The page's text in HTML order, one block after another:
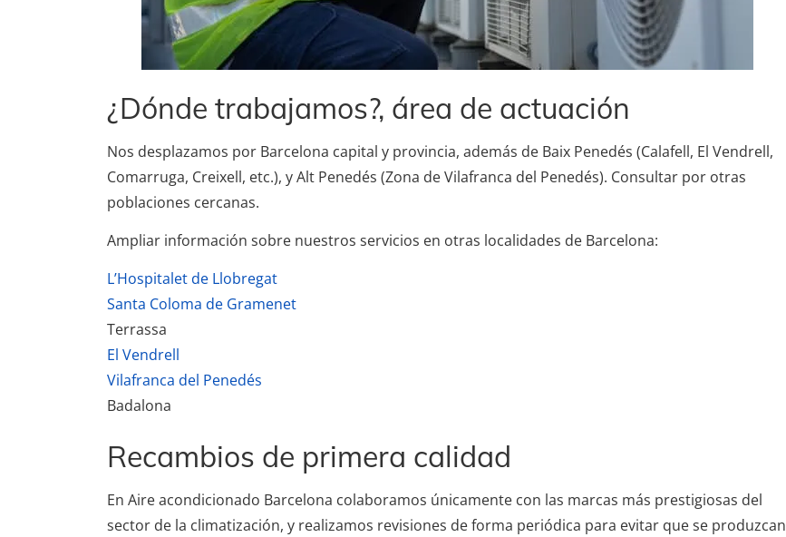
¿Dónde trabajamos?, área de actuación
Nos desplazamos por Barcelona capital y provincia, además de Baix Penedés (Calafell, El Vendrell,
Comarruga, Creixell, etc.), y Alt Penedés (Zona de Vilafranca del Penedés). Consultar por otras
poblaciones cercanas.
Ampliar información sobre nuestros servicios en otras localidades de Barcelona:
L’Hospitalet de Llobregat
Santa Coloma de Gramenet
Terrassa
El Vendrell
Vilafranca del Penedés
Badalona
Recambios de primera calidad
En Aire acondicionado Barcelona colaboramos únicamente con las marcas más prestigiosas del
sector de la climatización, y realizamos revisiones de forma periódica para evitar que se produzcan